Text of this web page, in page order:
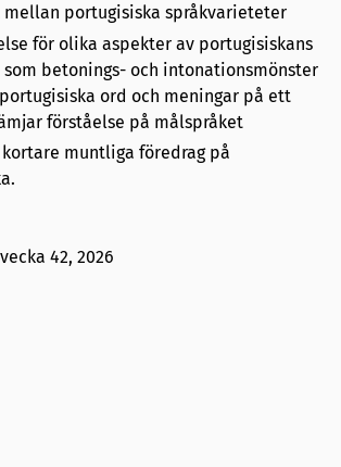
mellan portugisiska språkvarieteter
för olika aspekter av portugisiskans
betonings- och intonationsmönster
ord och meningar på ett
förståelse på målspråket
muntliga föredrag på
42, 2026